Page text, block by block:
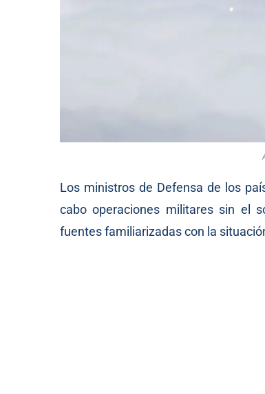
Los ministros de Defensa de los
cabo operaciones militares sin el
fuentes familiarizadas con la